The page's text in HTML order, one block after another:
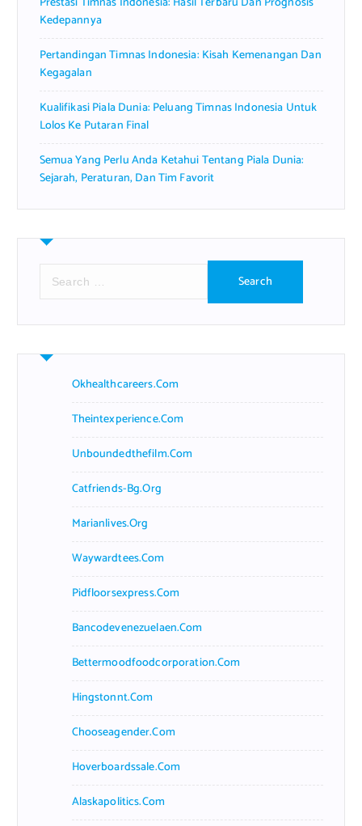
Kedepannya
Pertandingan Timnas Indonesia: Kisah Kemenangan Dan
Kegagalan
Kualifikasi Piala Dunia: Peluang Timnas Indonesia Untuk
Lolos Ke Putaran Final
Semua Yang Perlu Anda Ketahui Tentang Piala Dunia:
Sejarah, Peraturan, Dan Tim Favorit
r
h
Okhealthcareers.com
Theintexperience.com
Unboundedthefilm.com
Catfriends-Bg.org
Marianlives.org
Waywardtees.com
Pidfloorsexpress.com
Bancodevenezuelaen.com
Bettermoodfoodcorporation.com
Hingstonnt.com
Chooseagender.com
Hoverboardssale.com
Alaskapolitics.com